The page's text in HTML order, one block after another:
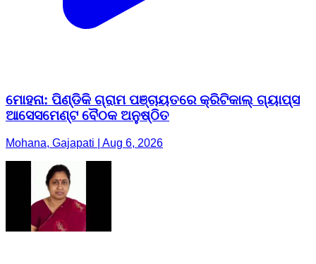
ମୋହନା: ପିଣ୍ଡିକି ଗ୍ରାମ ପଞ୍ଚାୟତରେ କ୍ରିଟିକାଲ୍ ଗ୍ୟାପ୍ସ
ଆସେସମେଣ୍ଟ ବୈଠକ ଅନୁଷ୍ଠିତ
Mohana, Gajapati | Aug 6, 2026